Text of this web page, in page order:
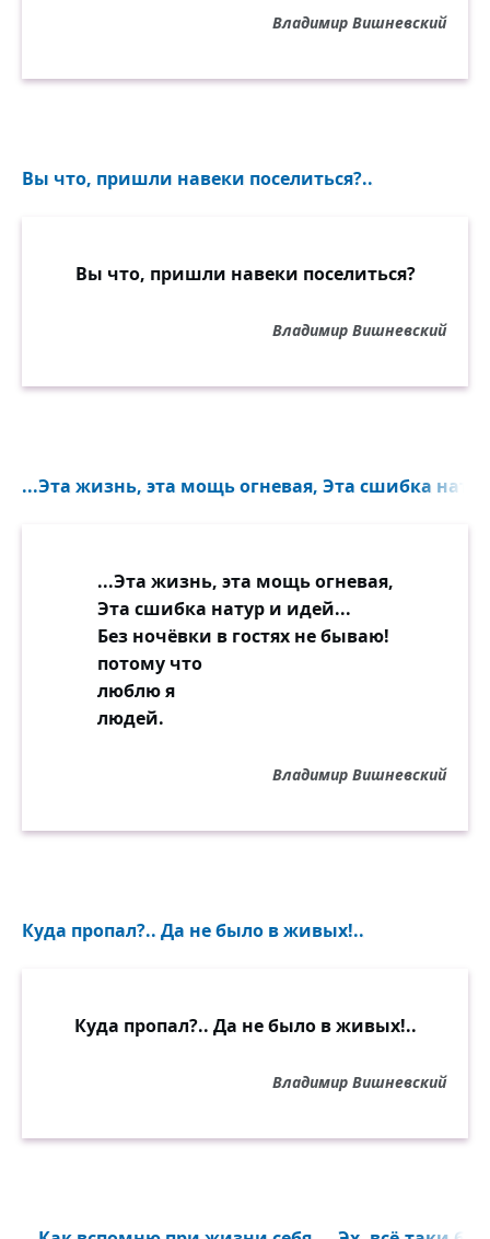
Владимир Вишневский
Вы что, пришли навеки поселиться?..
Вы что, пришли навеки поселиться?
Владимир Вишневский
...Эта жизнь, эта мощь огневая, Эта сшибка
...Эта жизнь, эта мощь огневая,
Эта сшибка натур и идей...
Без ночёвки в гостях не бываю!
потому что
люблю я
людей.
Владимир Вишневский
Куда пропал?.. Да не было в живых!..
Куда пропал?.. Да не было в живых!..
Владимир Вишневский